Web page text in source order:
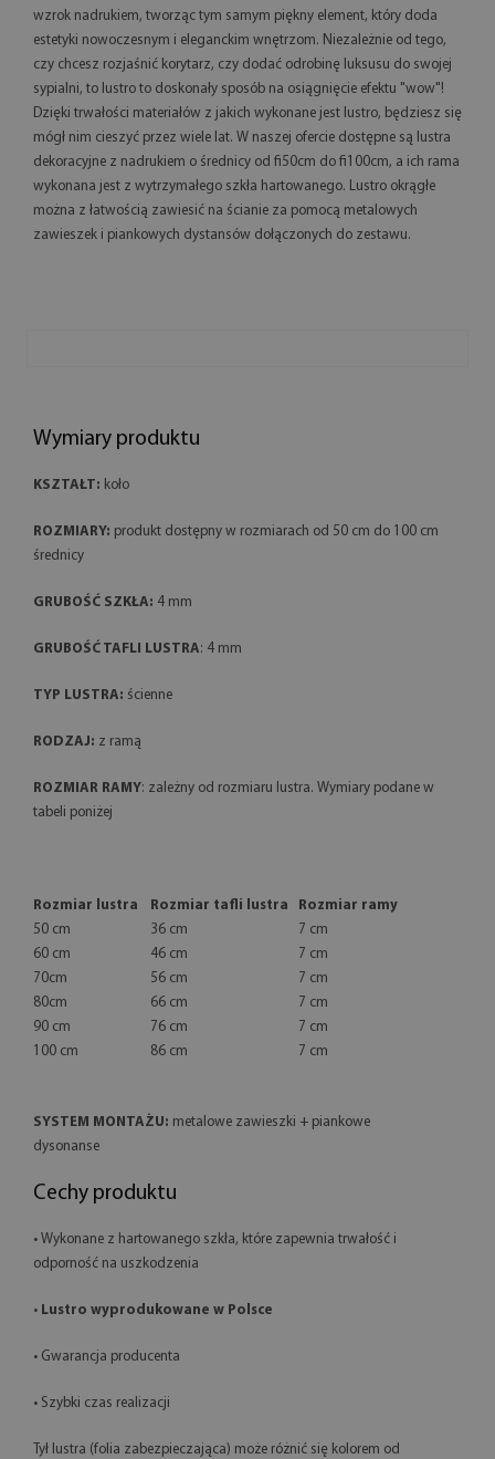
wzrok nadrukiem, tworząc tym samym piękny element, który doda
estetyki nowoczesnym i eleganckim wnętrzom. Niezależnie od tego,
czy chcesz rozjaśnić korytarz, czy dodać odrobinę luksusu do swojej
sypialni, to lustro to doskonały sposób na osiągnięcie efektu "wow"!
Dzięki trwałości materiałów z jakich wykonane jest lustro, będziesz się
mógł nim cieszyć przez wiele lat. W naszej ofercie dostępne są lustra
dekoracyjne z nadrukiem o średnicy od fi50cm do fi100cm, a ich rama
wykonana jest z wytrzymałego szkła hartowanego. Lustro okrągłe
można z łatwością zawiesić na ścianie za pomocą metalowych
zawieszek i piankowych dystansów dołączonych do zestawu.
Wymiary produktu
KSZTAŁT: koło
ROZMIARY: produkt dostępny w rozmiarach od 50 cm do 100 cm
średnicy
GRUBOŚĆ SZKŁA: 4 mm
GRUBOŚĆ TAFLI LUSTRA: 4 mm
TYP LUSTRA: ścienne
RODZAJ: z ramą
ROZMIAR RAMY: zależny od rozmiaru lustra. Wymiary podane w
tabeli poniżej
Rozmiar lustra Rozmiar tafli lustra
Rozmiar ramy
50 cm
36 cm
7 cm
60 cm
46 cm
7 cm
70cm
56 cm
7 cm
80cm
66 cm
7 cm
90 cm
76 cm
7 cm
100 cm
86 cm 7 cm
SYSTEM MONTAŻU: metalowe zawieszki + piankowe
dysonanse
Cechy produktu
• Wykonane z hartowanego szkła, które zapewnia trwałość i
odporność na uszkodzenia
• Lustro wyprodukowane w Polsce
• Gwarancja producenta
• Szybki czas realizacji
Tył lustra (folia zabezpieczająca) może różnić się kolorem od